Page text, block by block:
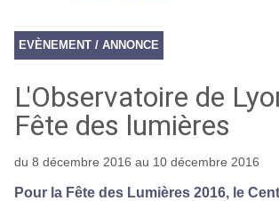
EVÈNEMENT / ANNONCE
L'Observatoire de
Fête des lumières
du 8 décembre 2016 au 10 décembre 2016
Pour la Fête des Lumières 2016, le